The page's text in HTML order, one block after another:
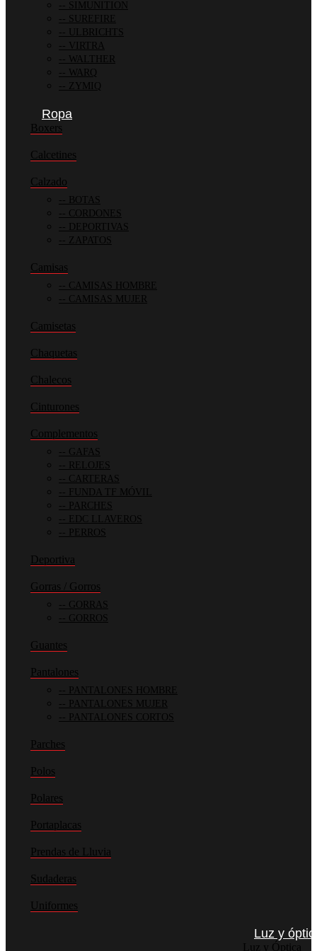
SIMUNITION
SUREFIRE
ULBRICHTS
VIRTRA
WALTHER
WARQ
ZYMIQ
Ropa
Boxers
Calcetines
Calzado
BOTAS
CORDONES
DEPORTIVAS
ZAPATOS
Camisas
CAMISAS HOMBRE
CAMISAS MUJER
Camisetas
Chaquetas
Chalecos
Cinturones
Complementos
GAFAS
RELOJES
CARTERAS
FUNDA TF MÓVIL
PARCHES
EDC LLAVEROS
PERROS
Deportiva
Gorras / Gorros
GORRAS
GORROS
Guantes
Pantalones
PANTALONES HOMBRE
PANTALONES MUJER
PANTALONES CORTOS
Parches
Polos
Polares
Portaplacas
Prendas de Lluvia
Sudaderas
Uniformes
Luz y
Luz y Óptica